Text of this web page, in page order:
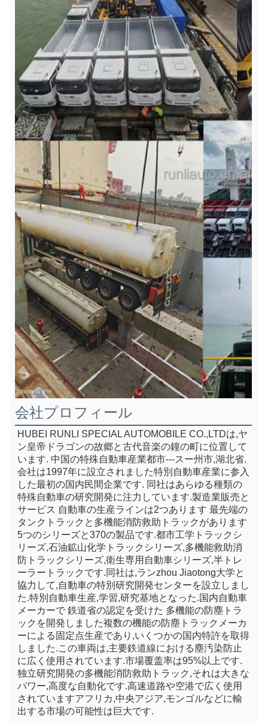
会社プロフィール
HUBEI RUNLI SPECIAL AUTOMOBILE CO.,LTDは,ヤ
ン皇帝ドラゴンの故郷と古代音楽の鐘の町に位置して
います. 中国の特殊自動車産業都市---スー州市,湖北省.
会社は1997年に設立されました特別自動車産業に参入
した最初の国内民間企業です. 同社はあらゆる種類の
特殊自動車の研究開発に注力しています.製造業販売と
サービス 自動車の生産ラインは2つあります 最先端の
タンクトラックと多機能消防救助トラックがあります
5つのシリーズと370の製品です.都市工学トラックシ
リーズ,石油鉱山化学トラックシリーズ,多機能救助消
防トラックシリーズ,衛生専用自動車シリーズ,半トレ
ーラートラックです.同社は,ランzhou Jiaotong大学と
協力して,自動車の特別研究開発センターを設立しまし
た.特別自動車生産,学習,研究基地となった.国内自動車
メーカーで 鉄道省の認定を受けた 多機能の防塵トラ
ックを開発しました複数の機能の防塵トラックメーカ
ーによる固定点生産であり,いくつかの国内特許を取得
しました.この車両は,主要鉄道線における塵汚染防止
に広く使用されています.市場覆盖率は95%以上です.
独立研究開発の多機能消防救助トラック,それは大きな
パワー,高度な自動化です.高速道路や空港で広く使用
されていますアフリカ,中央アジア,モンゴルなどに輸
出する市場の可能性は巨大です.